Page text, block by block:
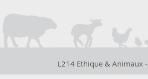
L214 Ethique & Animaux -